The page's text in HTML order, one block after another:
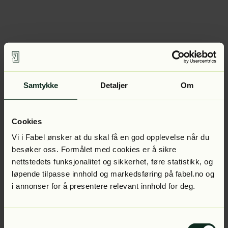
Samtykke Detaljer Om
Cookies
Vi i Fabel ønsker at du skal få en god opplevelse når du
besøker oss. Formålet med cookies er å sikre
nettstedets funksjonalitet og sikkerhet, føre statistikk, og
løpende tilpasse innhold og markedsføring på fabel.no og
i annonser for å presentere relevant innhold for deg.